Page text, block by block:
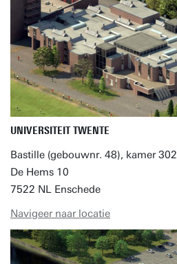
UNIVERSITEIT TWENTE
Bastille (gebouwnr. 48), kamer 302
De Hems 10
7522 NL Enschede
Navigeer naar locatie